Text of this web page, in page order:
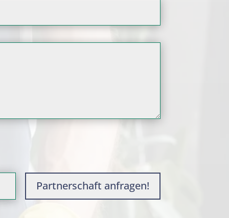
Partnerschaft anfragen!